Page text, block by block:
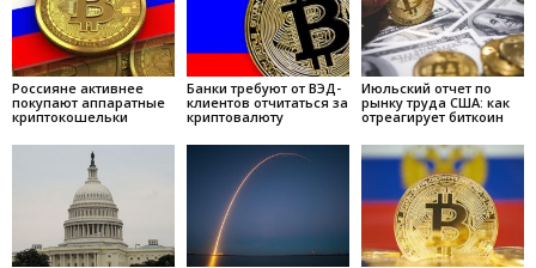
Россияне активнее
покупают аппаратные
криптокошельки
Банки требуют от ВЭД-
клиентов отчитаться за
криптовалюту
Июльский отчет по
рынку труда США: как
отреагирует биткоин